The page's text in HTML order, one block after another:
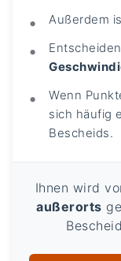
Außerdem
Wenn
sich häufig
Bescheids.
Ihnen wird
außerorts